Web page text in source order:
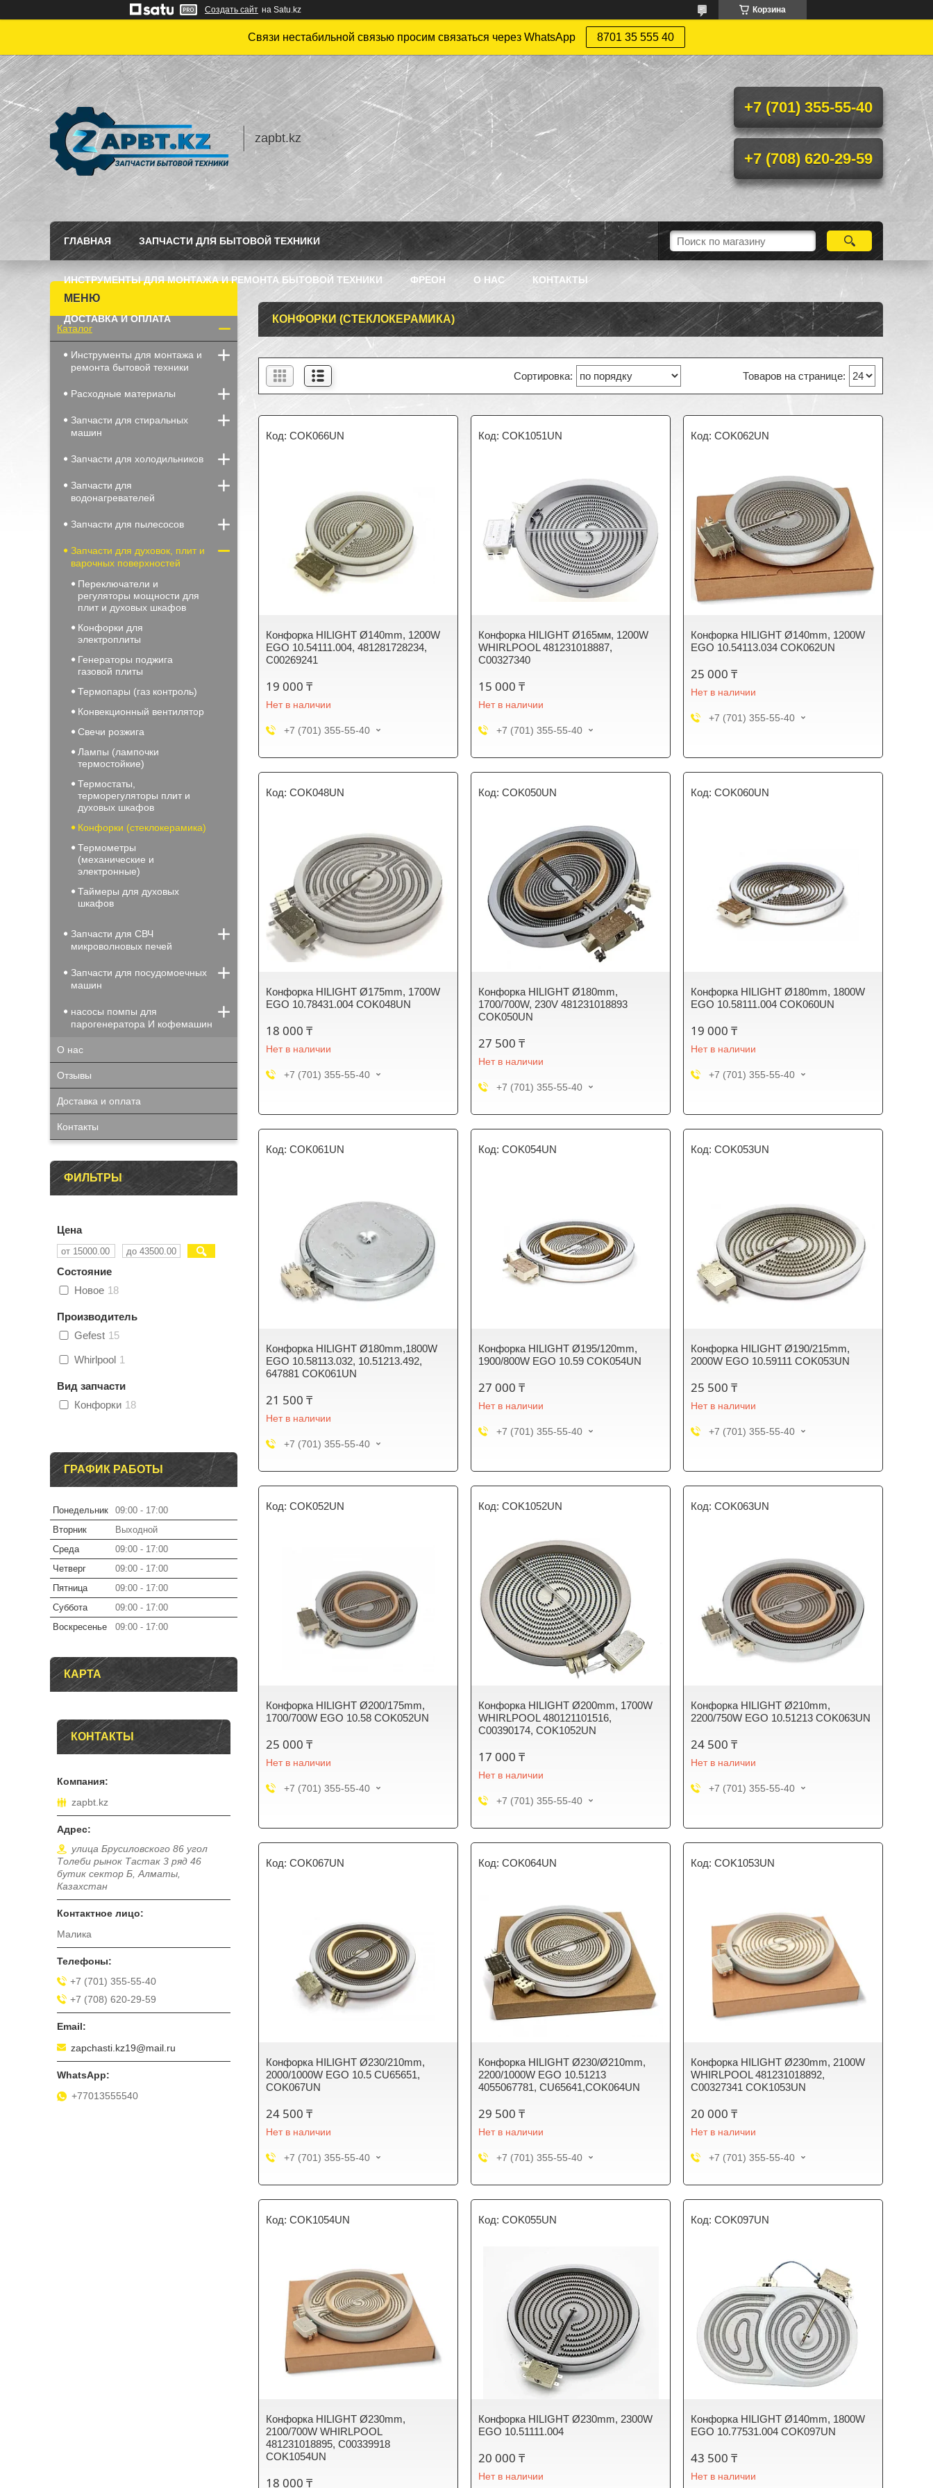
Создать сайт на Satu.kz Корзина
Связи нестабильной связью просим связаться через WhatsApp 8701 35 555 40
zapbt.kz
+7 (701) 355-55-40
+7 (708) 620-29-59
ГЛАВНАЯ ЗАПЧАСТИ ДЛЯ БЫТОВОЙ ТЕХНИКИ
ИНСТРУМЕНТЫ ДЛЯ МОНТАЖА И РЕМОНТА БЫТОВОЙ ТЕХНИКИ ФРЕОН О НАС КОНТАКТЫ
ДОСТАВКА И ОПЛАТА КОНФОРКИ (СТЕКЛОКЕРАМИКА)
COK066UN
Конфорка HILIGHT Ø140mm, 1200W
EGO 10.54111.004, 481281728234,
C00269241
19 000 ₸
Нет в наличии
+7 (701) 355-55-40
COK1051UN
Конфорка HILIGHT Ø165мм, 1200W
WHIRLPOOL 481231018887,
C00327340
15 000 ₸
Нет в наличии
+7 (701) 355-55-40
COK062UN
Конфорка HILIGHT Ø140mm, 1200W
EGO 10.54113.034 COK062UN
25 000 ₸
Нет в наличии
+7 (701) 355-55-40
COK048UN
Конфорка HILIGHT Ø175mm, 1700W
EGO 10.78431.004 COK048UN
18 000 ₸
Нет в наличии
+7 (701) 355-55-40
COK050UN
Конфорка HILIGHT Ø180mm,
1700/700W, 230V 481231018893
COK050UN
27 500 ₸
Нет в наличии
+7 (701) 355-55-40
COK060UN
Конфорка HILIGHT Ø180mm, 1800W
EGO 10.58111.004 COK060UN
19 000 ₸
Нет в наличии
+7 (701) 355-55-40
COK061UN
Конфорка HILIGHT Ø180mm,1800W
EGO 10.58113.032, 10.51213.492,
647881 COK061UN
21 500 ₸
Нет в наличии
+7 (701) 355-55-40
COK054UN
Конфорка HILIGHT Ø195/120mm,
1900/800W EGO 10.59 COK054UN
27 000 ₸
Нет в наличии
+7 (701) 355-55-40
COK053UN
Конфорка HILIGHT Ø190/215mm,
2000W EGO 10.59111 COK053UN
25 500 ₸
Нет в наличии
+7 (701) 355-55-40
COK052UN
Конфорка HILIGHT Ø200/175mm,
1700/700W EGO 10.58 COK052UN
25 000 ₸
Нет в наличии
+7 (701) 355-55-40
COK1052UN
Конфорка HILIGHT Ø200mm, 1700W
WHIRLPOOL 480121101516,
C00390174, COK1052UN
17 000 ₸
Нет в наличии
+7 (701) 355-55-40
COK063UN
Конфорка HILIGHT Ø210mm,
2200/750W EGO 10.51213 COK063UN
24 500 ₸
Нет в наличии
+7 (701) 355-55-40
COK067UN
Конфорка HILIGHT Ø230/210mm,
2000/1000W EGO 10.5 CU65651,
COK067UN
24 500 ₸
Нет в наличии
+7 (701) 355-55-40
COK064UN
Конфорка HILIGHT Ø230/Ø210mm,
2200/1000W EGO 10.51213
4055067781, CU65641,COK064UN
29 500 ₸
Нет в наличии
+7 (701) 355-55-40
COK1053UN
Конфорка HILIGHT Ø230mm, 2100W
WHIRLPOOL 481231018892,
C00327341 COK1053UN
20 000 ₸
Нет в наличии
+7 (701) 355-55-40
COK1054UN
Конфорка HILIGHT Ø230mm,
2100/700W WHIRLPOOL
481231018895, C00339918
COK1054UN
18 000 ₸
COK055UN
Конфорка HILIGHT Ø230mm, 2300W
EGO 10.51111.004
20 000 ₸
Нет в наличии
COK097UN
Конфорка HILIGHT Ø140mm, 1800W
EGO 10.77531.004 COK097UN
43 500 ₸
Нет в наличии
Каталог
Инструменты для монтажа и
ремонта бытовой техники
Расходные материалы
Запчасти для стиральных
машин
Запчасти для холодильников
Запчасти для
водонагревателей
Запчасти для пылесосов
Запчасти для духовок, плит и
варочных поверхностей
Переключатели и
регуляторы мощности для
плит и духовых шкафов
Конфорки для
электроплиты
Генераторы поджига
газовой плиты
Термопары (газ контроль)
Конвекционный вентилятор
Свечи розжига
Лампы (лампочки
термостойкие)
Термостаты,
терморегуляторы плит и
духовых шкафов
Конфорки (стеклокерамика)
Термометры
(механические и
электронные)
Таймеры для духовых
шкафов
Запчасти для СВЧ
микроволновых печей
Запчасти для посудомоечных
машин
насосы помпы для
парогенератора И кофемашин
О нас
Отзывы
Доставка и оплата
Контакты
ФИЛЬТРЫ
Цена
Состояние
Новое 18
Производитель
Gefest 15
Whirlpool 1
Вид запчасти
Конфорки 18
ГРАФИК РАБОТЫ
Понедельник 09:00
17:00
Вторник
Выходной
Среда
09:00
17:00
Четверг
09:00
17:00
Пятница
09:00
17:00
Суббота
09:00
17:00
Воскресенье
09:00 17:00
КАРТА
КОНТАКТЫ
zapbt.kz
улица Брусиловского 86 угол
Толеби рынок Тастак 3 ряд 46
бутик сектор Б, Алматы,
Казахстан
Малика
+7 (701) 355-55-40
+7 (708) 620-29-59
zapchasti.kz19@mail.ru
+77013555540